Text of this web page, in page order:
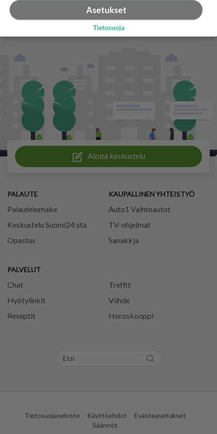
Aloita keskustelu
PALAUTE
Palautelomake
Keskustelu Suomi24:sta
Opastus
PALVELUT
Chat
Treffit
Hyötylinkit
Viihde
Reseptit
Horoskooppi
KAUPALLINEN YHTEISTYÖ
Auto1 Vaihtoautot
TV-ohjelmat
Sanakirja
Tietosuojaseloste Käyttöehdot
Evästeasetukset
Säännöt
Asetukset
Tietosuoja